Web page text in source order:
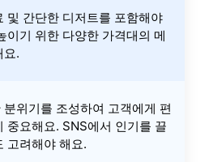
및 간단한 디저트를 포함해야
이기 위한 다양한 가격대의 메
요.
위기를 조성하여 고객에게 편
중요해요. SNS에서 인기를 끌
고려해야 해요.